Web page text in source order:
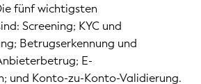
fünf wichtigsten
Screening; KYC und
Betrugserkennung und
E-
und Konto-zu-Konto-Validierung.